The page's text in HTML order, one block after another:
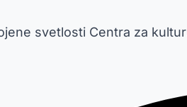
svetlosti Centra za